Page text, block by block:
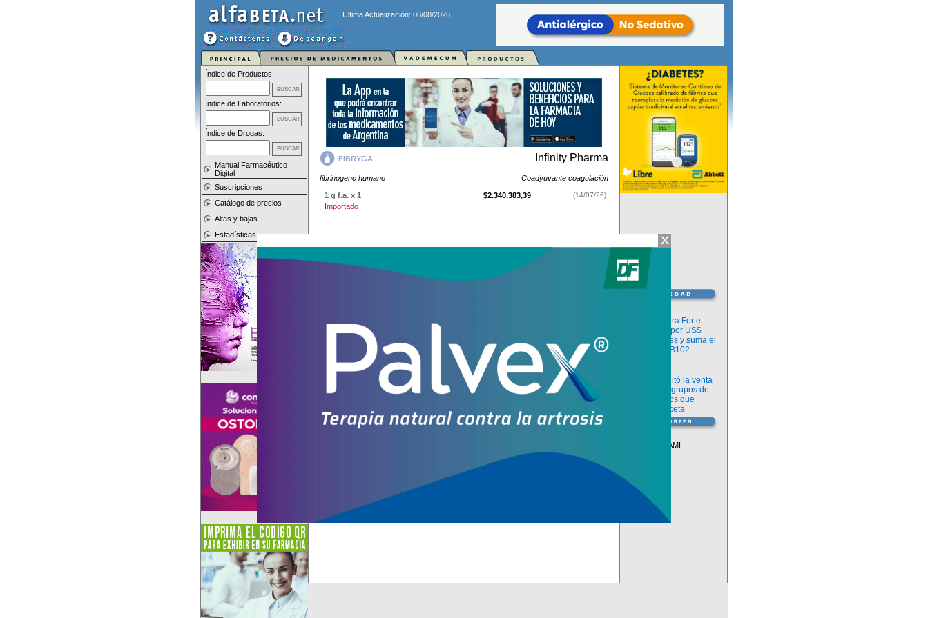
Ultima Actualización: 08/08/2026
Índice de Productos:
Índice de Laboratorios:
Índice de Drogas:
Manual Farmacéutico
Digital
Suscripciones
Catálogo de precios
Altas y bajas
Estadísticas
FIBRYGA Infinity Pharma
fibrinógeno humano Coadyuvante coagulación
1 g f.a. x 1 $2.340.383,39 (14/07/26)
Importado
y se indica comoCoadyuvante
coagulación
y cuenta con 1
presentación disponible.
Explorar más
Otros productos confibrinógeno humano
Otros productos deInfinity Pharma
argenx compra Forte
Biosciences por US$
2.200 millones y suma el
anticuerpo FB102
ANMAT habilitó la venta
libre de diez grupos de
medicamentos que
requerían receta
Descuentos PAMI